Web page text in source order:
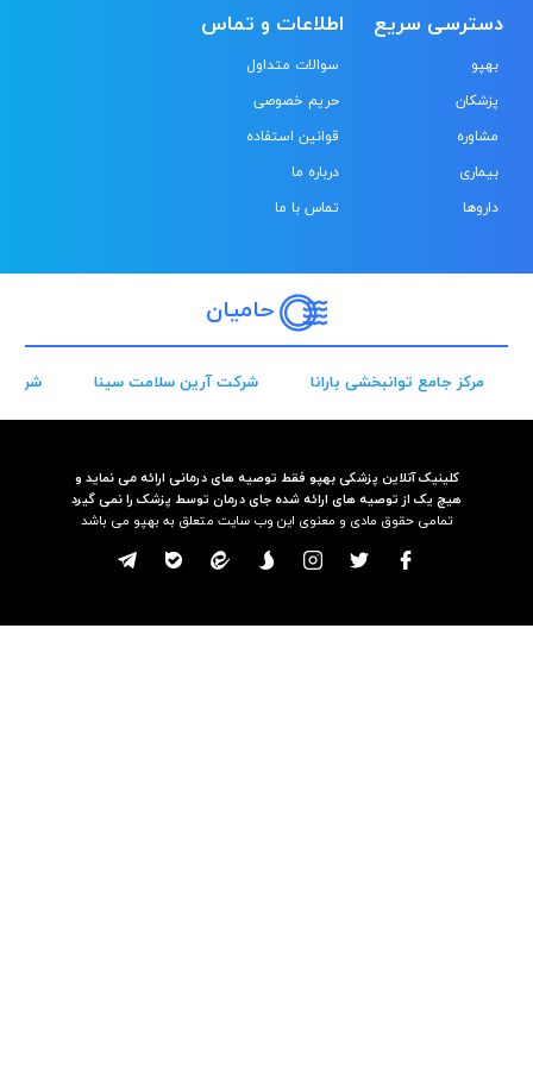
سریع اطلاعات و تماس
سوالات متداول
حریم خصوصی
قوانین استفاده
درباره ما
تماس با ما
حامیان
مرکز جامع توانبخشی بارانا شرکت آرین سلامت سینا شرکت
کلینیک آنلاین پزشکی بهپو فقط توصیه های درمانی ارائه می نماید و
هیچ یک از توصیه های ارائه شده جای درمان توسط پزشک را نمی گیرد
تمامی حقوق مادی و معنوی این وب سایت متعلق به بهپو می باشد